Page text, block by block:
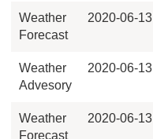
Weather
Forecast
2020-06-13
Weather
Advesory
2020-06-13
Weather
Forecast
2020-06-13